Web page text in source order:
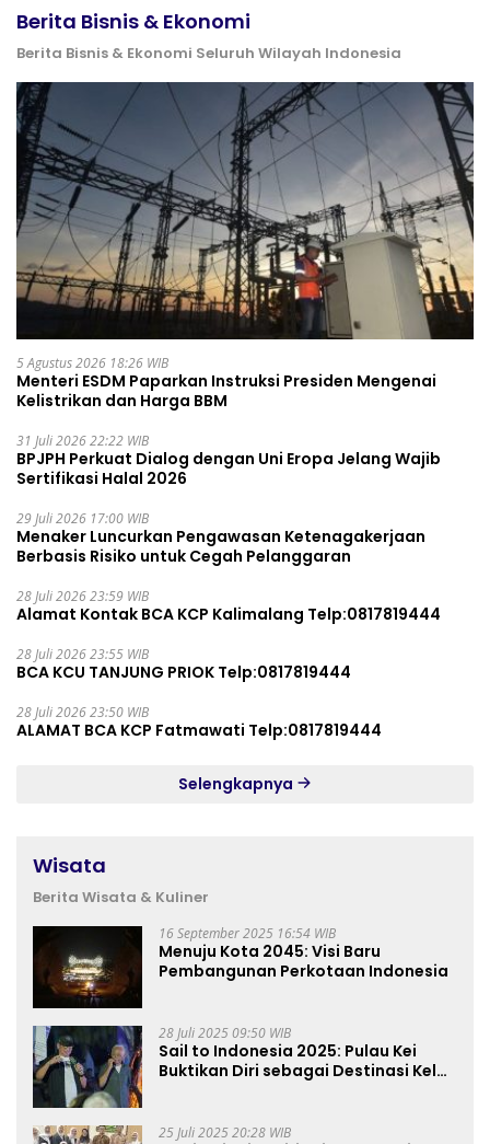
Berita Bisnis & Ekonomi
Berita Bisnis & Ekonomi Seluruh Wilayah Indonesia
5 Agustus 2026 18:26 WIB
Menteri ESDM Paparkan Instruksi Presiden Mengenai
Kelistrikan dan Harga BBM
31 Juli 2026 22:22 WIB
BPJPH Perkuat Dialog dengan Uni Eropa Jelang Wajib
Sertifikasi Halal 2026
29 Juli 2026 17:00 WIB
Menaker Luncurkan Pengawasan Ketenagakerjaan
Berbasis Risiko untuk Cegah Pelanggaran
28 Juli 2026 23:59 WIB
Alamat Kontak BCA KCP Kalimalang Telp:0817819444
28 Juli 2026 23:55 WIB
BCA KCU TANJUNG PRIOK Telp:0817819444
28 Juli 2026 23:50 WIB
ALAMAT BCA KCP Fatmawati Telp:0817819444
Selengkapnya
Wisata
Berita Wisata & Kuliner
16 September 2025 16:54 WIB
Menuju Kota 2045: Visi Baru
Pembangunan Perkotaan Indonesia
28 Juli 2025 09:50 WIB
Sail to Indonesia 2025: Pulau Kei
Buktikan Diri sebagai Destinasi Kelas
25 Juli 2025 20:28 WIB